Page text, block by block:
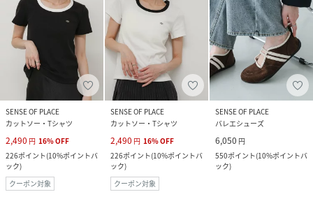
SENSE OF PLACE
カットソー・Tシャツ
2,490 円 16%OFF
226ポイント(10%ポイントバ
ック)
クーポン対象
SENSE OF PLACE
カットソー・Tシャツ
2,490 円 16%OFF
226ポイント(10%ポイントバ
ック)
クーポン対象
SENSE OF PLACE
バレエシューズ
6,050 円
550ポイント(10%ポイントバ
ック)